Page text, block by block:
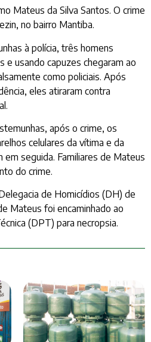
Mateus da Silva Santos. O crime
no bairro Mantiba.
à polícia, três homens
usando capuzes chegaram ao
como policiais. Após
eles atiraram contra
após o crime, os
celulares da vítima e da
em seguida. Familiares de Mateus
do crime.
de Homicídios (DH) de
Mateus foi encaminhado ao
(DPT) para necropsia.